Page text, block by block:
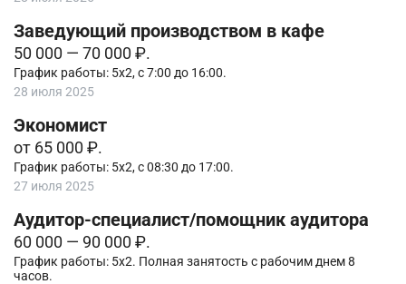
Заведующий производством в кафе
50 000 — 70 000 ₽.
График работы: 5х2, с 7:00 до 16:00.
28 июля 2025
Экономист
от 65 000 ₽.
График работы: 5х2, с 08:30 до 17:00.
27 июля 2025
Аудитор-специалист/помощник аудитора
60 000 — 90 000 ₽.
График работы: 5х2. Полная занятость с рабочим днем 8
часов.